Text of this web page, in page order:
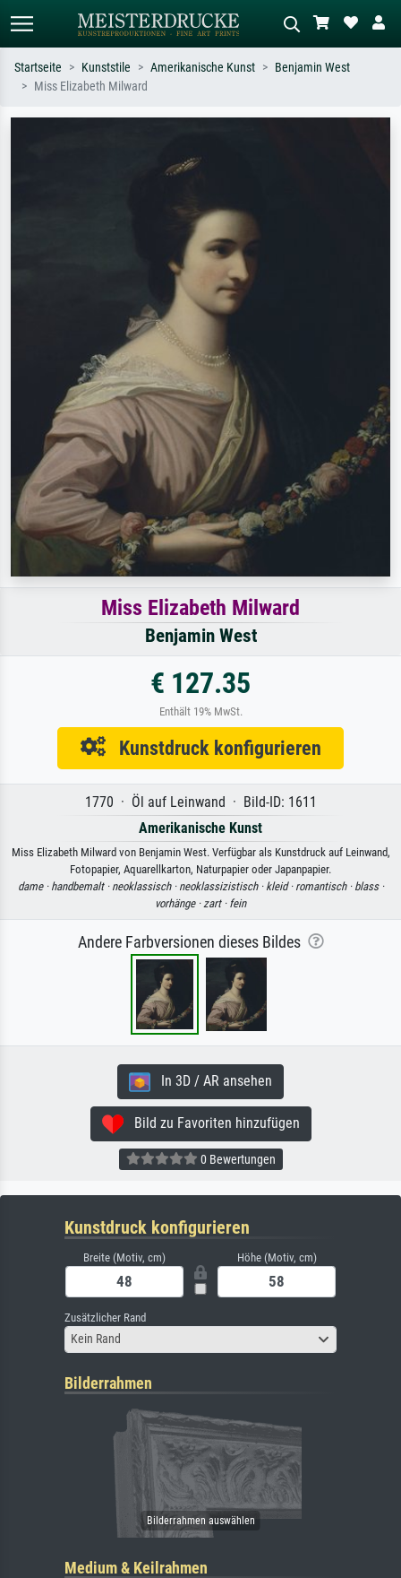
Sternennacht, Impressionismus, Welle
Startseite Kunststile Amerikanische Kunst
Benjamin West
Miss Elizabeth Milward
Miss Elizabeth Milward
Benjamin West
€ 127.35
Enthält 19% MwSt.
Kunstdruck konfigurieren
1770 · Öl auf Leinwand · Bild-ID: 1611
Amerikanische Kunst
Miss Elizabeth Milward von Benjamin West. Verfügbar als Kunstdruck auf Leinwand,
Fotopapier, Aquarellkarton, Naturpapier oder Japanpapier.
dame · handbemalt · neoklassisch · neoklassizistisch · kleid · romantisch · blass ·
vorhänge · zart · fein
Andere Farbversionen dieses Bildes
In 3D / AR ansehen
Bild zu Favoriten hinzufügen
0 Bewertungen
Kunstdruck konfigurieren
Breite (Motiv, cm) Höhe (Motiv, cm)
Zusätzlicher Rand
Kein Rand
Bilderrahmen
Medium & Keilrahmen